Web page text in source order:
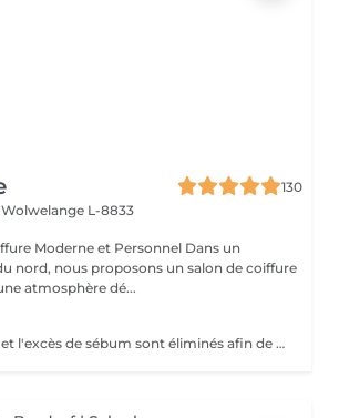
130
Wolwelange L-8833
Moderne et Personnel Dans un
nord, nous proposons un salon de coiffure
atmosphère dé...
Les peaux mortes et l'excès de sébum sont éliminés afin de libérer les pores obstrués et d'éliminer les résidus de produits. L'exfoliation et le massage permettent d'éliminer la plupart des résidus du cuir chevelu, puis le shampooing permet de rincer le tout. Enfin, l'application du fond de teint Activateur pour le cuir chevelu, procure une sensation de fraîcheur et de vitalité en stimulant le cuir chevelu et en rétablissant son équilibre, tout en renforçant la couche protectrice naturelle.